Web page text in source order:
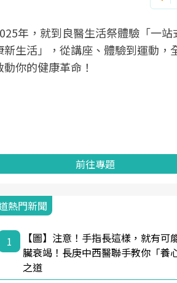
醫健康網從「換季的身體變化」出
過醫學觀點與日常感受的對話，建
健康的認知，進而引導實際的改善行
前往專題
熱門新聞
1
【圖】注意！手指長這樣，就有可
臟衰竭！長庚中西醫聯手教你「養心
之道